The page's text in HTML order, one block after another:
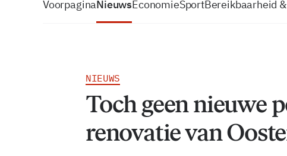
VoorpaginaNieuwsEconomieSportBereikbaarheid
NIEUWS
Toch geen nieuwe
renovatie van